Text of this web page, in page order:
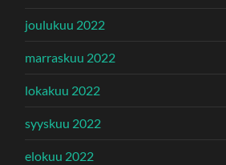
joulukuu 2022
marraskuu 2022
lokakuu 2022
syyskuu 2022
elokuu 2022